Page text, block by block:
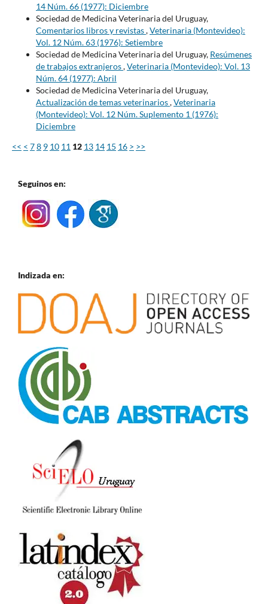
14 Núm. 66 (1977): Diciembre
Sociedad de Medicina Veterinaria del Uruguay,
Comentarios libros y revistas,Veterinaria (Montevideo):
Vol. 12 Núm. 63 (1976): Setiembre
Sociedad de Medicina Veterinaria del Uruguay, Resúmenes
de trabajos extranjeros,Veterinaria (Montevideo): Vol. 13
Núm. 64 (1977): Abril
Sociedad de Medicina Veterinaria del Uruguay,
Actualización de temas veterinarios,Veterinaria
(Montevideo): Vol. 12 Núm. Suplemento 1 (1976):
Diciembre
<< < 78 9 10 11 12 13 14 15 16 > >>
Seguinos en:
Indizada en: